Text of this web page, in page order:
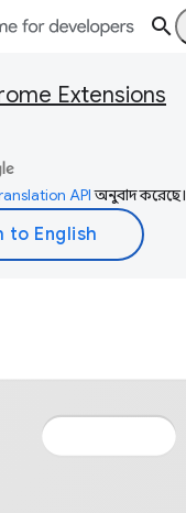
Extensions
APIঅনুবাদ করেছে।